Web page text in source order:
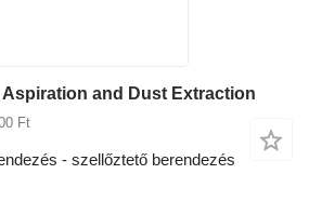
Aspiration and Dust Extraction
Ft
- szellőztető berendezés